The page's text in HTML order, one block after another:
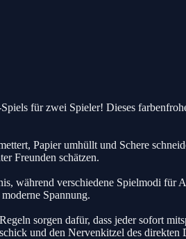
für zwei Spieler! Dieses
Papier umhüllt und Schere
Freunden schätzen.
während verschiedene Spielmodi für
Spannung.
sorgen dafür, dass jeder sofort
und den Nervenkitzel des direkten